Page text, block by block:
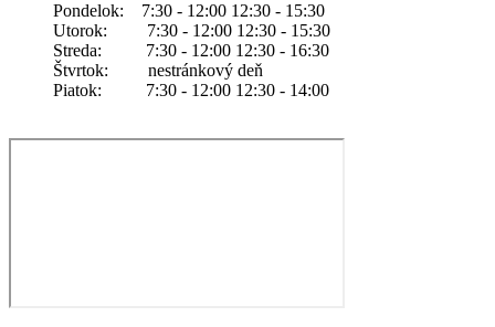
Pondelok: 7:30 - 12:00 12:30 - 15:30
Utorok: 7:30 - 12:00 12:30 - 15:30
Streda: 7:30 - 12:00 12:30 - 16:30
Štvrtok: nestránkový deň
Piatok: 7:30 - 12:00 12:30 - 14:00